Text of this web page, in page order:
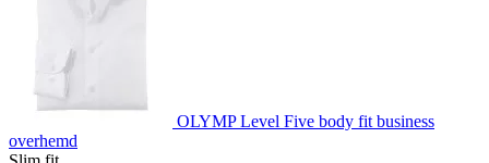
OLYMP Level Five body fit business
overhemd